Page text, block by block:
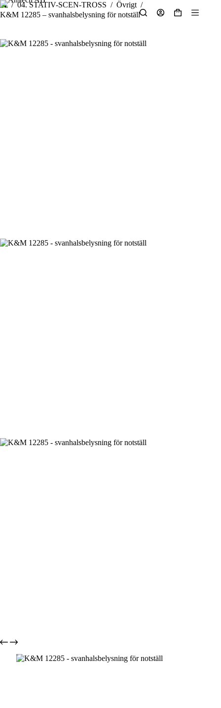
Hoppa
till
Varukorg
Hem
/ 04. STATIV-SCEN-TROSS / Övrigt /
K&M 12285 – svanhalsbelysning för notställ